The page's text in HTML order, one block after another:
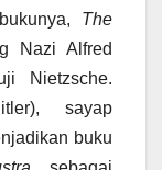
The
Nazi Alfred
Nietzsche.
sayap
buku